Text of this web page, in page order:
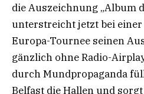
die Auszeichnung „Album
unterstreicht jetzt bei einer
Europa-Tournee seinen
gänzlich ohne Radio-
durch Mundpropaganda
Belfast die Hallen und